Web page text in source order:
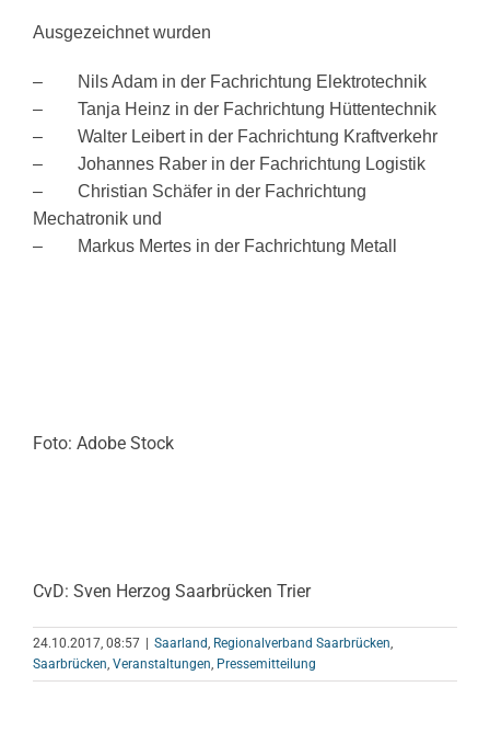
Ausgezeichnet wurden
– Nils Adam in der Fachrichtung Elektrotechnik
– Tanja Heinz in der Fachrichtung Hüttentechnik
– Walter Leibert in der Fachrichtung Kraftverkehr
– Johannes Raber in der Fachrichtung Logistik
– Christian Schäfer in der Fachrichtung
Mechatronik und
– Markus Mertes in der Fachrichtung Metall
Foto: Adobe Stock
CvD: Sven Herzog Saarbrücken Trier
24.10.2017, 08:57 Saarland, Regionalverband Saarbrücken,
Saarbrücken, Veranstaltungen, Pressemitteilung